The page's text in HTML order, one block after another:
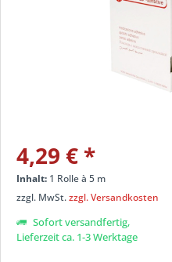
4,29 € *
Inhalt: 1 Rolle à 5 m
zzgl. MwSt.zzgl. Versandkosten
Sofort versandfertig,
Lieferzeit ca. 1-3 Werktage